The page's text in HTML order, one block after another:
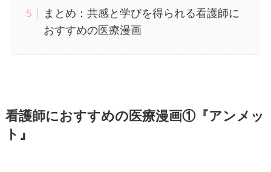
まとめ：共感と学びを得られる看護師に
おすすめの医療漫画
看護師におすすめの医療漫画①『アンメッ
ト』